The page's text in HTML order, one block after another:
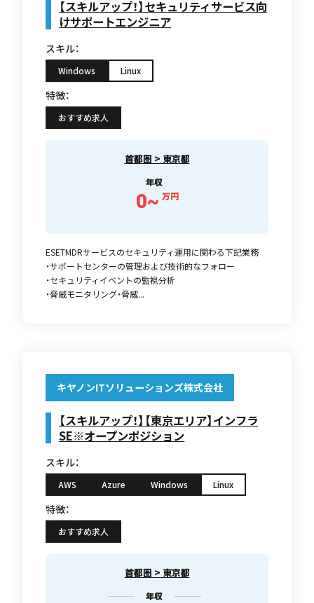
【スキルアップ！】セキュリティサービス向
けサポートエンジニア
スキル：
Windows Linux
特徴：
おすすめ求人
首都圏 > 東京都
年収
0~ 万円
ESETMDRサービスのセキュリティ運用に関わる下記業務
・サポートセンターの管理および技術的なフォロー
・セキュリティイベントの監視分析
・脅威モニタリング・脅威...
キヤノンITソリューションズ株式会社
【スキルアップ！】【東京エリア】インフラ
SE※オープンポジション
スキル：
AWS Azure Windows Linux
特徴：
おすすめ求人
首都圏 > 東京都
年収